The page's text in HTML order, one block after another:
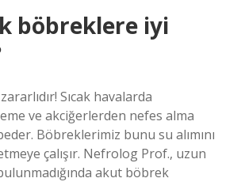
böbreklere iyi
Sıcak havalarda
ve akciğerlerden nefes alma
Böbreklerimiz bunu su alımını
çalışır. Nefrolog Prof., uzun
akut böbrek